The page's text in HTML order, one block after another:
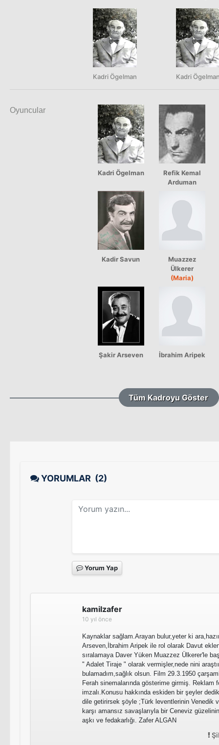
Kadri Ögelman Kadri
Oyuncular
Kadri Ögelman
Refik Kemal
Arduman
Kadir Savun
Muazzez
Ülkerer
(Maria)
Şakir Arseven İbrahim Aripek
Tüm Kadroyu Göster
YORUMLAR (2)
Yorum Yap
kamilzafer
10 yıl önce
Kaynaklar sağlam.Arayan bulur,yeter ki
Arseven,İbrahim Aripek ile rol olarak Davut
sıralamaya Daver Yüken Muazzez Ülkerer'le
" Adalet Tiraje " olarak vermişler,nede nini
bulamadım,sağlık olsun. Film 29.3.1950
Ferah sinemalarında gösterime girmiş. Reklam
imzalı.Konusu hakkında eskiden bir şeyler
dile getirirsek şöyle ;Türk leventlerinin Venedik
karşı amansız savaşlarıyla bir Ceneviz
aşkı ve fedakarlığı. Zafer ALGAN